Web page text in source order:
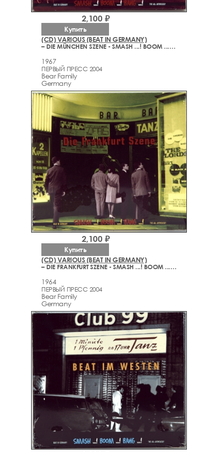
(CD) VARIOUS (BEAT IN GERMANY)
– DIE MÜNCHEN SZENE - SMASH ...! BOOM ...! BANG ...! 1959-2002)
1967
ПЕРВЫЙ ПРЕСС 2004
Bear Family
Germany
2,100 ₽
Купить
(CD) VARIOUS (BEAT IN GERMANY)
– DIE FRANKFURT SZENE - SMASH ...! BOOM ...! BANG ...! (1964-1968)
1964
ПЕРВЫЙ ПРЕСС 2004
Bear Family
Germany
2,100 ₽
Купить